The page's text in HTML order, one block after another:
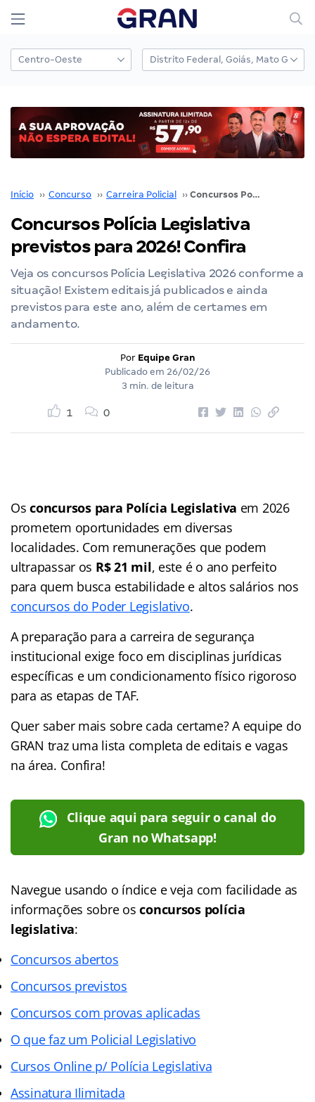
Início ›› Concurso ›› Carreira Policial ›› Concursos Polícia Legislativa previstos para 2026! Confira
Concursos Polícia Legislativa
previstos para 2026! Confira
Veja os concursos Polícia Legislativa 2026 conforme a
situação! Existem editais já publicados e ainda
previstos para este ano, além de certames em
andamento.
Por Equipe Gran
Publicado em 26/02/26
3 min. de leitura
1 0
Osconcursos para Polícia Legislativa em 2026
prometem oportunidades em diversas
localidades. Com remunerações que podem
ultrapassar os R$ 21 mil, este é o ano perfeito
para quem busca estabilidade e altos salários nos
concursos do Poder Legislativo.
A preparação para a carreira de segurança
institucional exige foco em disciplinas jurídicas
específicas e um condicionamento físico rigoroso
para as etapas de TAF.
Quer saber mais sobre cada certame? A equipe do
GRAN traz uma lista completa de editais e vagas
na área. Confira!
Clique aqui para seguir o canal do
Gran no Whatsapp!
Navegue usando o índice e veja com facilidade as
informações sobre osconcursos polícia
legislativa:
Concursos abertos
Concursos previstos
Concursos com provas aplicadas
O que faz um Policial Legislativo
Cursos Online p/ Polícia Legislativa
Assinatura Ilimitada